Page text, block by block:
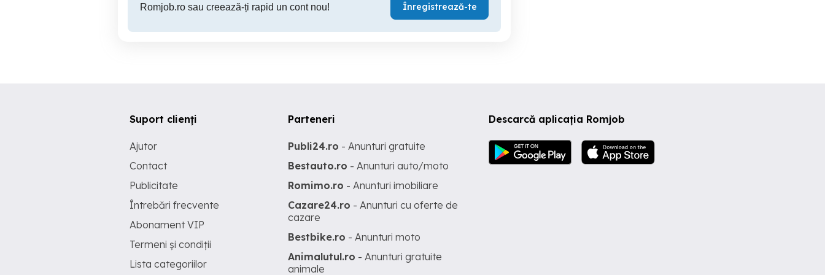
Romjob.ro sau creează-ți rapid un cont nou!
Înregistrează-te
Descarcă aplicația Romjob
Suport clienți
Ajutor
Contact
Publicitate
Întrebări frecvente
Abonament VIP
Termeni și condiții
Lista categoriilor
Parteneri
Publi24.ro - Anunturi gratuite
Bestauto.ro - Anunturi auto/moto
Romimo.ro - Anunturi imobiliare
Cazare24.ro - Anunturi cu oferte de
cazare
Bestbike.ro - Anunturi moto
Animalutul.ro - Anunturi gratuite
animale